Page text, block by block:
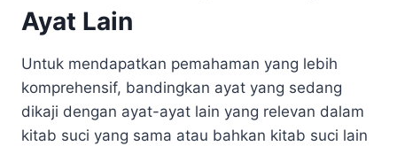
Ayat Lain
Untuk mendapatkan pemahaman yang lebih
komprehensif, bandingkan ayat yang sedang
dikaji dengan ayat-ayat lain yang relevan dalam
kitab suci yang sama atau bahkan kitab suci lain